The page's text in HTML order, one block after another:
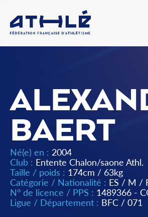
BAERT
Né(e) en : 2004
Club : Entente Chalon/saone Athl.
Taille / poids : 174cm / 63kg
Catégorie / Nationalité : ES / M /
N° de licence / PPS : 1489366 -
Ligue / Département : BFC / 071